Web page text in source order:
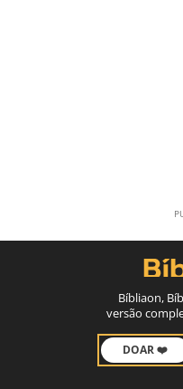
Bíbliaon,
versão
DOAR ❤️